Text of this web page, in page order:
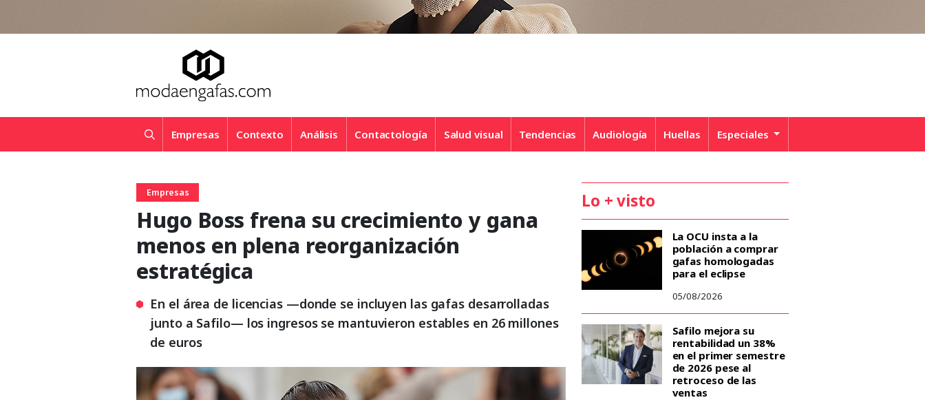
Empresas Contexto Análisis Contactología Salud visual Tendencias Audiología Huellas Especiales
Empresas
Hugo Boss frena su crecimiento y gana
menos en plena reorganización
estratégica
En el área de licencias —donde se incluyen las gafas desarrolladas
junto a Safilo— los ingresos se mantuvieron estables en 26 millones
de euros
Lo + visto
La OCU insta a la
población a comprar
gafas homologadas
para el eclipse
05/08/2026
Safilo mejora su
rentabilidad un 38%
en el primer semestre
de 2026 pese al
retroceso de las
ventas